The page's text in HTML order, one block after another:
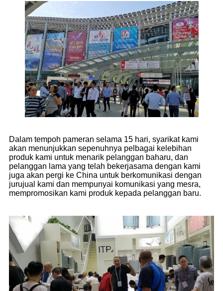
Dalam tempoh pameran selama 15 hari, syarikat kami
akan menunjukkan sepenuhnya pelbagai kelebihan
produk kami untuk menarik pelanggan baharu, dan
pelanggan lama yang telah bekerjasama dengan kami
juga akan pergi ke China untuk berkomunikasi dengan
jurujual kami dan mempunyai komunikasi yang mesra,
mempromosikan kami produk kepada pelanggan baru.